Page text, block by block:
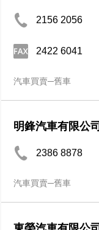
2156 2056
2422 6041
汽車買賣─舊車
明鋒汽車有限公司
2386 8878
汽車買賣─舊車